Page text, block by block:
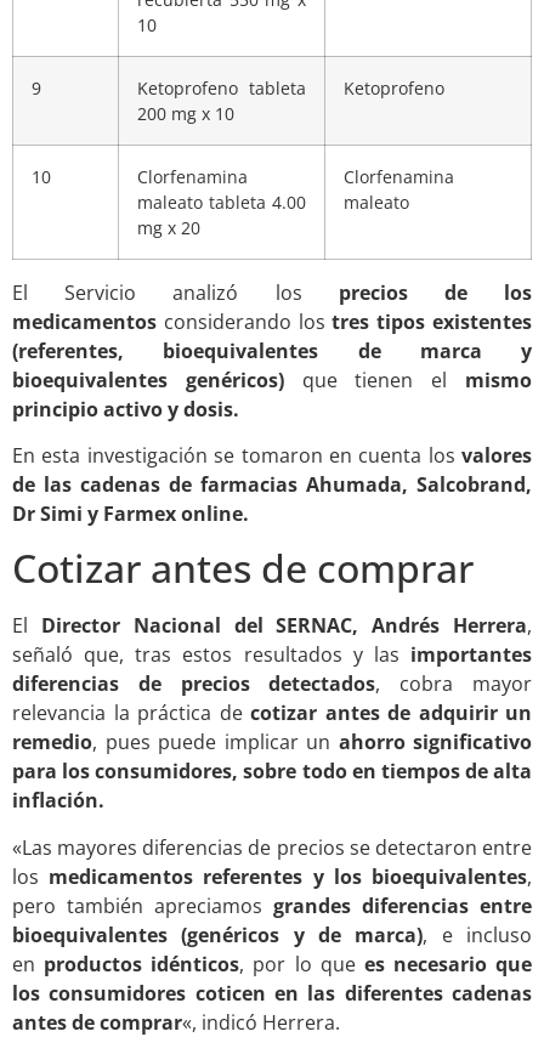
10
9
Ketoprofeno tableta
200 mg x 10
Ketoprofeno
10
Clorfenamina
maleato tableta 4.00
mg x 20
Clorfenamina
maleato
El Servicio analizó los precios de los
medicamentos considerando lostres tipos existentes
(referentes, bioequivalentes de marca y
bioequivalentes genéricos)que tienen el mismo
principio activo y dosis.
En esta investigación se tomaron en cuenta los valores
de las cadenas de farmacias Ahumada, Salcobrand,
Dr Simi y Farmex online.
Cotizar antes de comprar
El Director Nacional del SERNAC, Andrés Herrera,
señaló que, tras estos resultados y las importantes
diferencias de precios detectados, cobra mayor
relevancia la práctica de cotizar antes de adquirir un
remedio, pues puede implicar un ahorro significativo
para los consumidores, sobre todo en tiempos de alta
inflación.
«Las mayores diferencias de precios se detectaron entre
los medicamentos referentes y los bioequivalentes,
pero también apreciamos grandes diferencias entre
bioequivalentes (genéricos y de marca), e incluso
en productos idénticos, por lo que es necesario que
los consumidores coticen en las diferentes cadenas
antes de comprar«, indicó Herrera.